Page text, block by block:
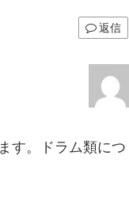
返信
す。ドラム類につ